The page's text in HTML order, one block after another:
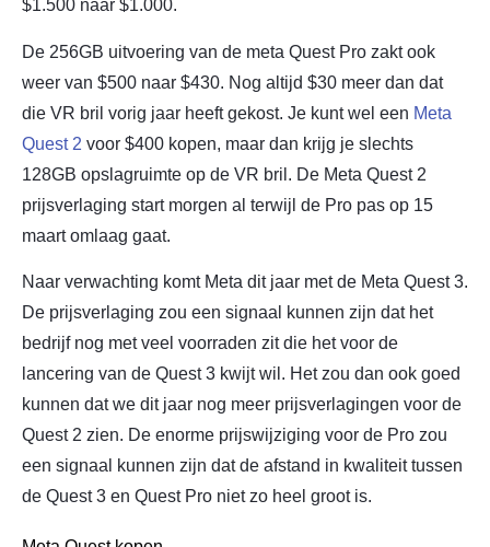
$1.500 naar $1.000.
De 256GB uitvoering van de meta Quest Pro zakt ook
weer van $500 naar $430. Nog altijd $30 meer dan dat
die VR bril vorig jaar heeft gekost. Je kunt wel een Meta
Quest 2 voor $400 kopen, maar dan krijg je slechts
128GB opslagruimte op de VR bril. De Meta Quest 2
prijsverlaging start morgen al terwijl de Pro pas op 15
maart omlaag gaat.
Naar verwachting komt Meta dit jaar met de Meta Quest 3.
De prijsverlaging zou een signaal kunnen zijn dat het
bedrijf nog met veel voorraden zit die het voor de
lancering van de Quest 3 kwijt wil. Het zou dan ook goed
kunnen dat we dit jaar nog meer prijsverlagingen voor de
Quest 2 zien. De enorme prijswijziging voor de Pro zou
een signaal kunnen zijn dat de afstand in kwaliteit tussen
de Quest 3 en Quest Pro niet zo heel groot is.